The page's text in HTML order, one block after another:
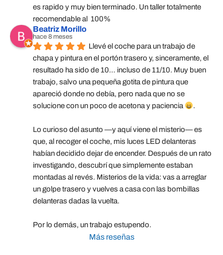
es rapido y muy bien terminado. Un taller totalmente
recomendable al  100%
Beatriz Morillo
hace 8 meses
Llevé el coche para un trabajo de
chapa y pintura en el portón trasero y, sinceramente, el
resultado ha sido de 10… incluso de 11/10. Muy buen
trabajo, salvo una pequeña gotita de pintura que
apareció donde no debía, pero nada que no se
solucione con un poco de acetona y paciencia
.
Lo curioso del asunto —y aquí viene el misterio— es
que, al recoger el coche, mis luces LED delanteras
habían decidido dejar de encender. Después de un rato
investigando, descubrí que simplemente estaban
montadas al revés. Misterios de la vida: vas a arreglar
un golpe trasero y vuelves a casa con las bombillas
delanteras dadas la vuelta.
Por lo demás, un trabajo estupendo.
Más reseñas